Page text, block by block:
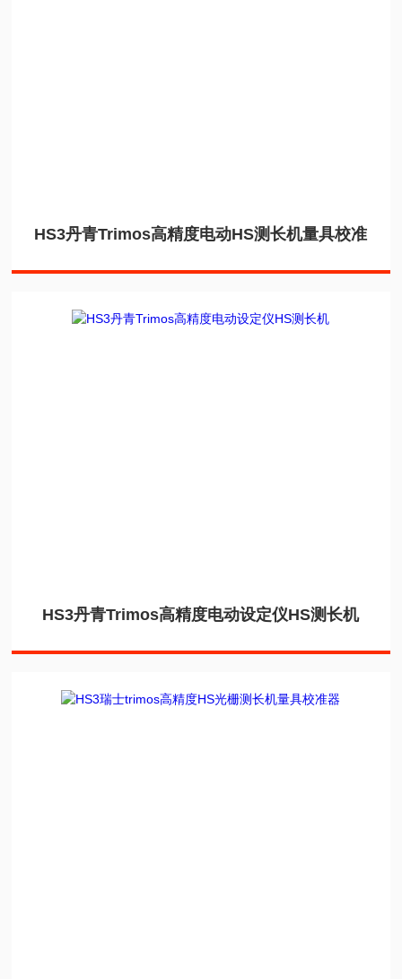
HS3丹青Trimos高精度电动HS测长机量具校准
HS3丹青Trimos高精度电动设定仪HS测长机